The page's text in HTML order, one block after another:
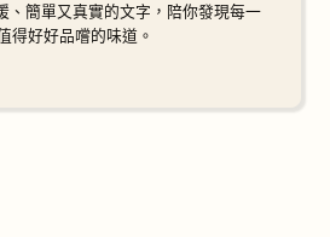
、簡單又真實的文字，陪你發現每一
得好好品嚐的味道。